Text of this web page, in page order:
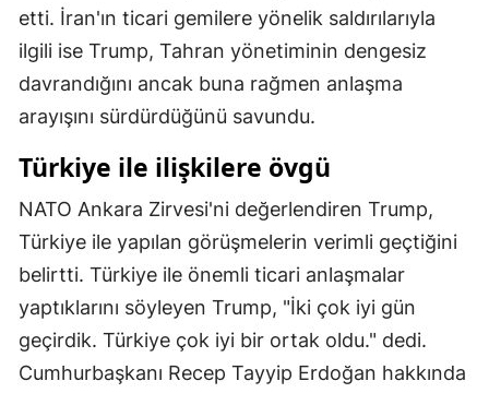
Kahramanmaraş
Mardin
Muğla
Niğde
Ordu
Sakarya
etti. İran'ın ticari gemilere yönelik saldırılarıyla
ilgili ise Trump, Tahran yönetiminin dengesiz
davrandığını ancak buna rağmen anlaşma
arayışını sürdürdüğünü savundu.
Türkiye ile ilişkilere övgü
NATO Ankara Zirvesi'ni değerlendiren Trump,
Türkiye ile yapılan görüşmelerin verimli geçtiğini
belirtti. Türkiye ile önemli ticari anlaşmalar
yaptıklarını söyleyen Trump, "İki çok iyi gün
geçirdik. Türkiye çok iyi bir ortak oldu." dedi.
Cumhurbaşkanı Recep Tayyip Erdoğan hakkında